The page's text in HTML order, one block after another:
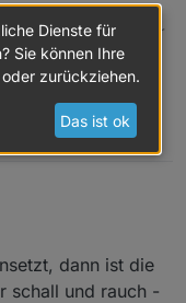
via Radar nur der AB der
weiß ich noch nicht.
0
ändern,
(ich nutze
dann ist die
schall und rauch -
Dienste für
Sie können Ihre
zurückziehen.
Das ist ok